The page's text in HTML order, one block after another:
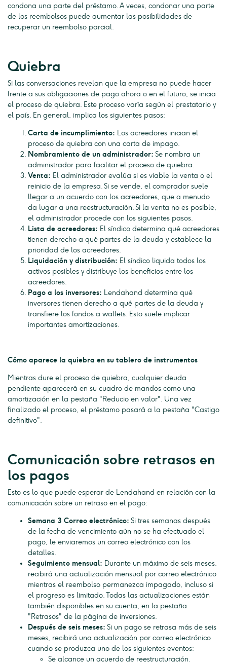
condona una parte del préstamo. A veces, condonar una parte
de los reembolsos puede aumentar las posibilidades de
recuperar un reembolso parcial.
Quiebra
Si las conversaciones revelan que la empresa no puede hacer
frente a sus obligaciones de pago ahora o en el futuro, se inicia
el proceso de quiebra. Este proceso varía según el prestatario y
el país. En general, implica los siguientes pasos:
Carta de incumplimiento: Los acreedores inician el
proceso de quiebra con una carta de impago.
Nombramiento de un administrador: Se nombra un
administrador para facilitar el proceso de quiebra.
Venta: El administrador evalúa si es viable la venta o el
reinicio de la empresa. Si se vende, el comprador suele
llegar a un acuerdo con los acreedores, que a menudo
da lugar a una reestructuración. Si la venta no es posible,
el administrador procede con los siguientes pasos.
Lista de acreedores: El síndico determina qué acreedores
tienen derecho a qué partes de la deuda y establece la
prioridad de los acreedores.
Liquidación y distribución: El síndico liquida todos los
activos posibles y distribuye los beneficios entre los
acreedores.
Pago a los inversores: Lendahand determina qué
inversores tienen derecho a qué partes de la deuda y
transfiere los fondos a wallets. Esto suele implicar
importantes amortizaciones.
Cómo aparece la quiebra en su tablero de instrumentos
Mientras dure el proceso de quiebra, cualquier deuda
pendiente aparecerá en su cuadro de mandos como una
amortización en la pestaña "Reducio en valor". Una vez
finalizado el proceso, el préstamo pasará a la pestaña "Castigo
definitivo".
Comunicación sobre retrasos en
los pagos
Esto es lo que puede esperar de Lendahand en relación con la
comunicación sobre un retraso en el pago:
Semana 3 Correo electrónico: Si tres semanas después
de la fecha de vencimiento aún no se ha efectuado el
pago, le enviaremos un correo electrónico con los
detalles.
Seguimiento mensual: Durante un máximo de seis meses,
recibirá una actualización mensual por correo electrónico
mientras el reembolso permanezca impagado, incluso si
el progreso es limitado. Todas las actualizaciones están
también disponibles en su cuenta, en la pestaña
"Retrasos" de la página de inversiones.
Después de seis meses: Si un pago se retrasa más de seis
meses, recibirá una actualización por correo electrónico
cuando se produzca uno de los siguientes eventos:
Se alcance un acuerdo de reestructuración.